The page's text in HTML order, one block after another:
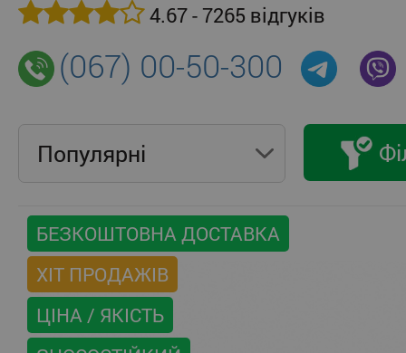
4.67 - 7265 відгуків
(067) 00-50-300
Популярнi
БЕЗКОШТОВНА ДОСТАВКА
ХІТ ПРОДАЖІВ
ЦІНА / ЯКІСТЬ